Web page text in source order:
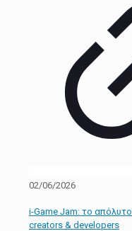
02/06/2026
i-Game Jam: το
creators & developers